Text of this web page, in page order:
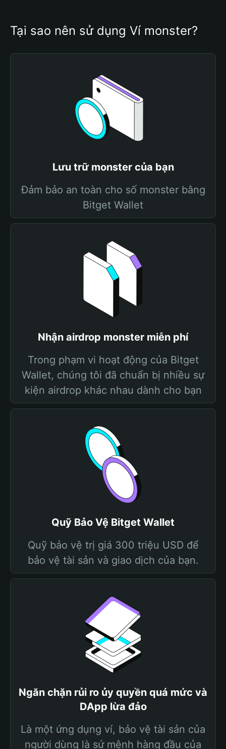
Tại sao nên sử dụng Ví monster?
Lưu trữ monster của bạn
Đảm bảo an toàn cho số monster bằng
Bitget Wallet
Nhận airdrop monster miễn phí
Trong phạm vi hoạt động của Bitget
Wallet, chúng tôi đã chuẩn bị nhiều sự
kiện airdrop khác nhau dành cho bạn
Quỹ Bảo Vệ Bitget Wallet
Quỹ bảo vệ trị giá 300 triệu USD để
bảo vệ tài sản và giao dịch của bạn.
Ngăn chặn rủi ro ủy quyền quá mức và
DApp lừa đảo
Là một ứng dụng ví, bảo vệ tài sản của
người dùng là sứ mệnh hàng đầu của